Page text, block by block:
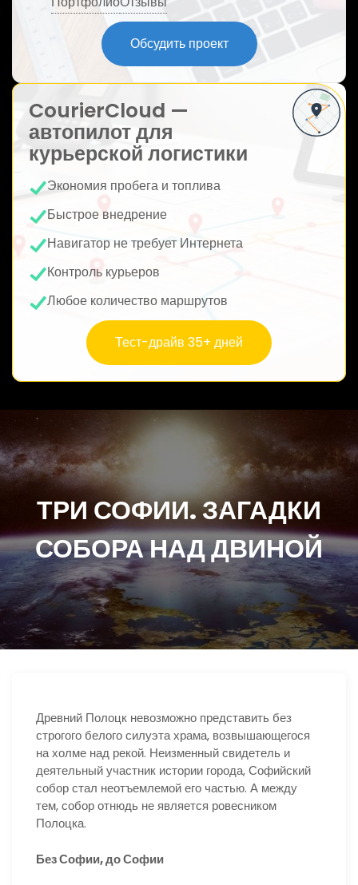
Обсудить проект
CourierCloud —
автопилот для
курьерской логистики
Экономия пробега и топлива
Быстрое внедрение
Навигатор не требует Интернета
Контроль курьеров
Любое количество маршрутов
Тест-драйв 35+ дней
ТРИ СОФИИ. ЗАГАДКИ
СОБОРА НАД ДВИНОЙ
Древний Полоцк невозможно представить без
строгого белого силуэта храма, возвышающегося
на холме над рекой. Неизменный свидетель и
деятельный участник истории города, Софийский
собор стал неотъемлемой его частью. А между
тем, собор отнюдь не является ровесником
Полоцка.
Без Софии, до Софии